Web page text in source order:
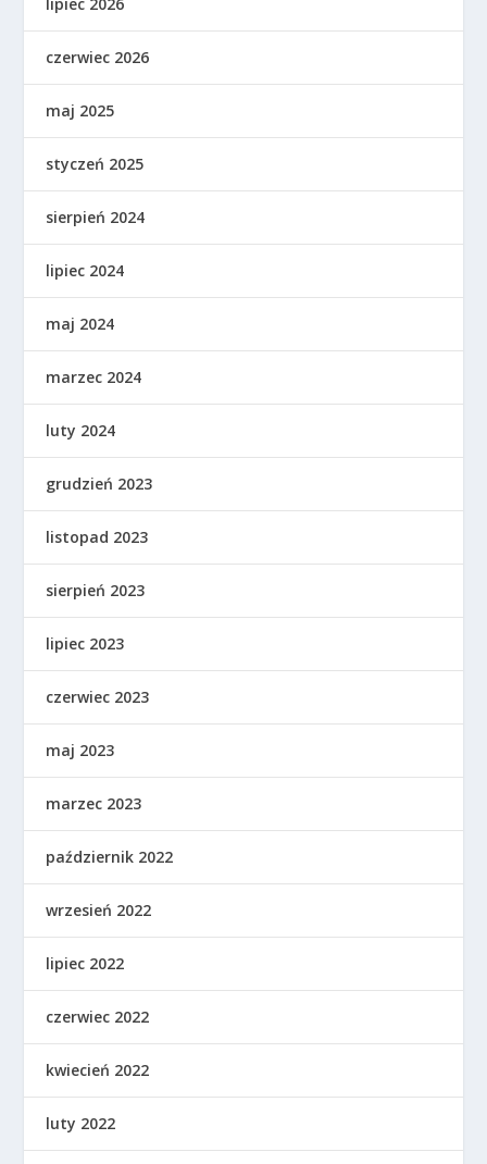
czerwiec 2026
maj 2025
styczeń 2025
sierpień 2024
lipiec 2024
maj 2024
marzec 2024
luty 2024
grudzień 2023
listopad 2023
sierpień 2023
lipiec 2023
czerwiec 2023
maj 2023
marzec 2023
październik 2022
wrzesień 2022
lipiec 2022
czerwiec 2022
kwiecień 2022
luty 2022